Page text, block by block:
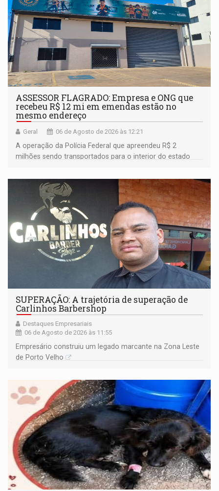
ASSESSOR FLAGRADO: Empresa e ONG que
recebeu R$ 12 mi em emendas estão no
mesmo endereço
Geral 06 de Agosto de 2026 às 12:21
A operação da Polícia Federal que apreendeu R$ 2
milhões sendo transportados para o interior do estado
ligação do suspeito com um deputado federal do União
Brasil por Rondônia
SUPERAÇÃO: A trajetória de superação de
Carlinhos Barbershop
Destaques Empresariais
06 de Agosto de 2026 às 11:55
Empresário construiu um legado marcante na Zona Leste
de Porto Velho